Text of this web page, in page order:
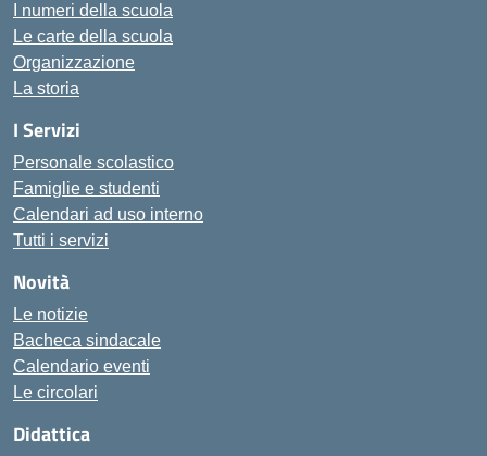
I numeri della scuola
Le carte della scuola
Organizzazione
La storia
I Servizi
Personale scolastico
Famiglie e studenti
Calendari ad uso interno
Tutti i servizi
Novità
Le notizie
Bacheca sindacale
Calendario eventi
Le circolari
Didattica